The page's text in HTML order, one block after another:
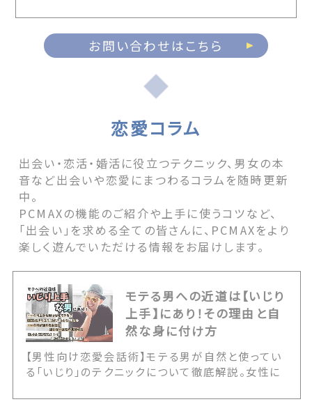
お問い合わせはこちら
恋愛コラム
出会い・恋活・婚活に役立つテクニック、男女の本
音など出会いや恋愛にまつわるコラムを随時更新
中。
PCMAXの機能のご紹介や上手に使うコツなど、
「出会い」を求める全ての皆さんに、PCMAXをより
楽しく遊んでいただける情報をお届けします。
る男への近道は【いじり
】にあり！その理由と自
身に付け方
モテる男が自然と使ってい
について徹底解説。女性に
方を伝授します。また20
いい男が本気で惹かれ
内面・習慣・マインドセ
が本当に求めている女
できる魅力を育てる習